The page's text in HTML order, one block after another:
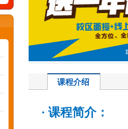
课程介绍
· 课程简介：